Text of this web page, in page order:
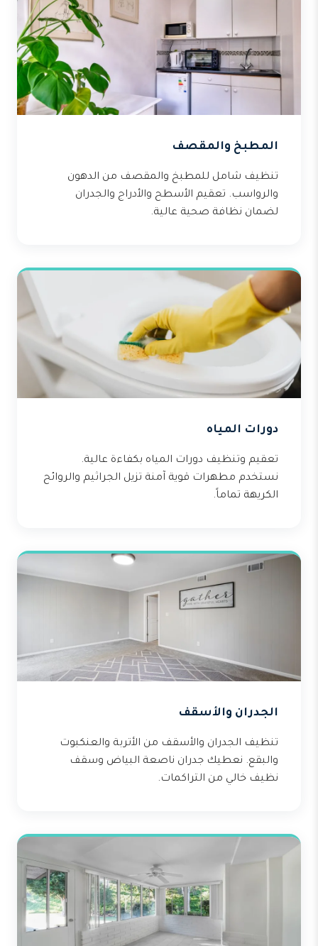
المطبخ والمقصف
تنظيف شامل للمطبخ والمقصف من الدهون
والرواسب. تعقيم الأسطح والأدراج والجدران
لضمان نظافة صحية عالية.
دورات المياه
تعقيم وتنظيف دورات المياه بكفاءة عالية.
نستخدم مطهرات قوية آمنة تزيل الجراثيم والروائح
الكريهة تماماً.
الجدران والأسقف
تنظيف الجدران والأسقف من الأتربة والعنكبوت
والبقع. نعطيك جدران ناصعة البياض وسقف
نظيف خالي من التراكمات.